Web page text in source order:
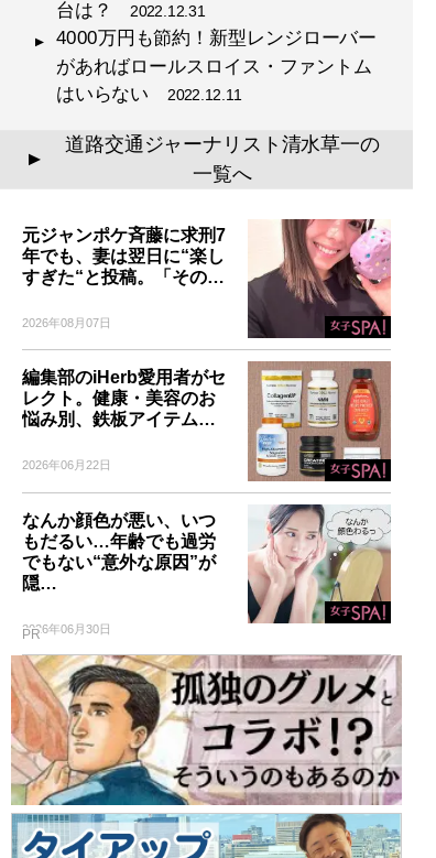
台は？ 2022.12.31
4000万円も節約！新型レンジローバー
があればロールスロイス・ファントム
はいらない 2022.12.11
▲
道路交通ジャーナリスト清水草一の
一覧へ
元ジャンポケ斉藤に求刑7
年でも、妻は翌日に“楽し
すぎた“と投稿。「その…
2026年08月07日
編集部のiHerb愛用者がセ
レクト。健康・美容のお
悩み別、鉄板アイテム…
2026年06月22日
なんか顔色が悪い、いつ
もだるい…年齢でも過労
でもない“意外な原因”が
隠…
2026年06月30日
PR